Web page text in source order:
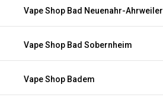
Vape Shop Bad Neuenahr-Ahrweiler
Vape Shop Bad Sobernheim
Vape Shop Badem